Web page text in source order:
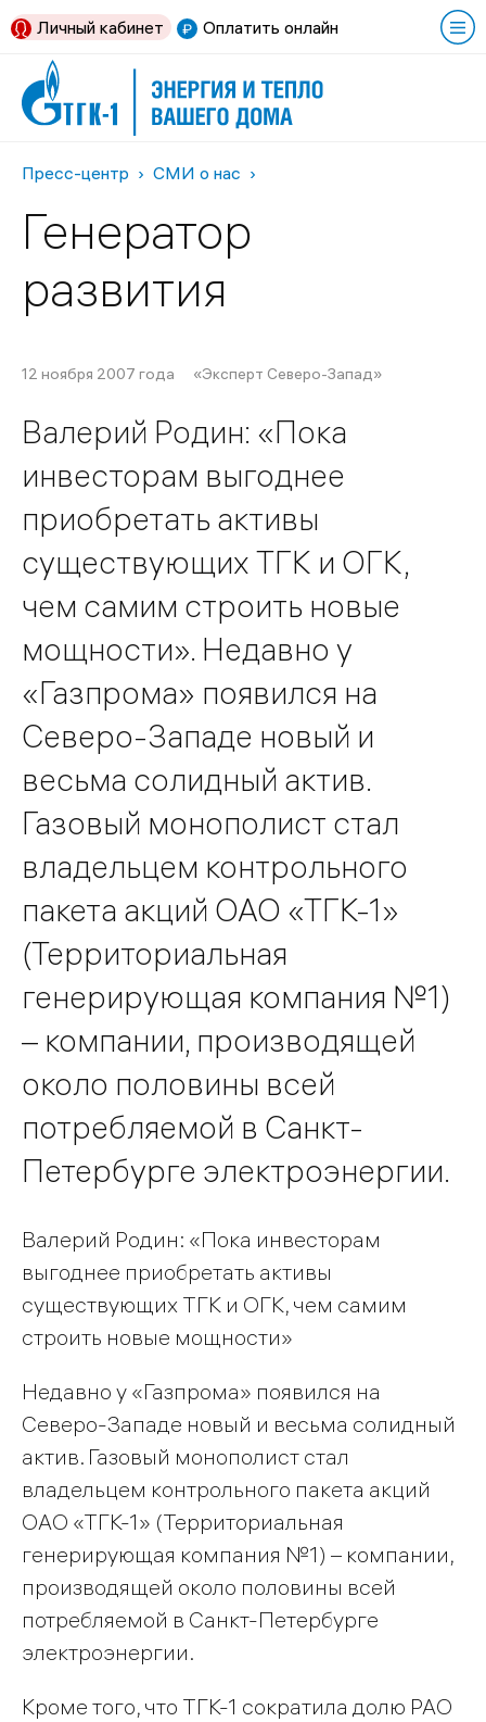
Оплатить онлайн
Личный кабинет
Пресс-центр СМИ о нас
Генератор
развития
12 ноября 2007 года «Эксперт Северо-Запад»
Валерий Родин: «Пока
инвесторам выгоднее
приобретать активы
существующих ТГК и ОГК,
чем самим строить новые
мощности». Недавно у
«Газпрома» появился на
Северо-Западе новый и
весьма солидный актив.
Газовый монополист стал
владельцем контрольного
пакета акций ОАО «ТГК-1»
(Территориальная
генерирующая компания №1)
– компании, производящей
около половины всей
потребляемой в Санкт-
Петербурге электроэнергии.
Валерий Родин: «Пока инвесторам
выгоднее приобретать активы
существующих ТГК и ОГК, чем самим
строить новые мощности»
Недавно у «Газпрома» появился на
Северо-Западе новый и весьма солидный
актив. Газовый монополист стал
владельцем контрольного пакета акций
ОАО «ТГК-1» (Территориальная
генерирующая компания №1) – компании,
производящей около половины всей
потребляемой в Санкт-Петербурге
электроэнергии.
Кроме того, что ТГК-1 сократила долю РАО